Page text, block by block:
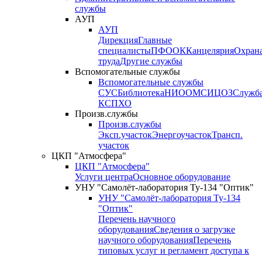
службы
АУП
АУП
ДирекцияГлавные
специалистыПФООККанцелярия
трудаДругие службы
Вспомогательные службы
Вспомогательные службы
СУСБиблиотекаНИООМСИЦОЗ
КСПХО
Произв.службы
Произв.службы
Эксп.участокЭнергоучастокТрансп.
участок
ЦКП "Атмосфера"
ЦКП "Атмосфера"
Услуги центраОсновное оборудование
УНУ "Самолёт-лаборатория Ту-134 "Оптик"
УНУ "Самолёт-лаборатория Ту-134
"Оптик"
Перечень научного
оборудованияСведения о загрузке
научного оборудованияПеречень
типовых услуг и регламент доступа к